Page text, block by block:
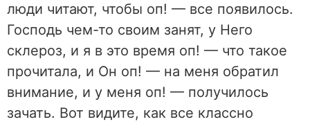
люди читают, чтобы оп! — все появилось.
Господь чем-то своим занят, у Него
склероз, и я в это время оп! — что такое
прочитала, и Он оп! — на меня обратил
внимание, и у меня оп! — получилось
зачать. Вот видите, как все классно